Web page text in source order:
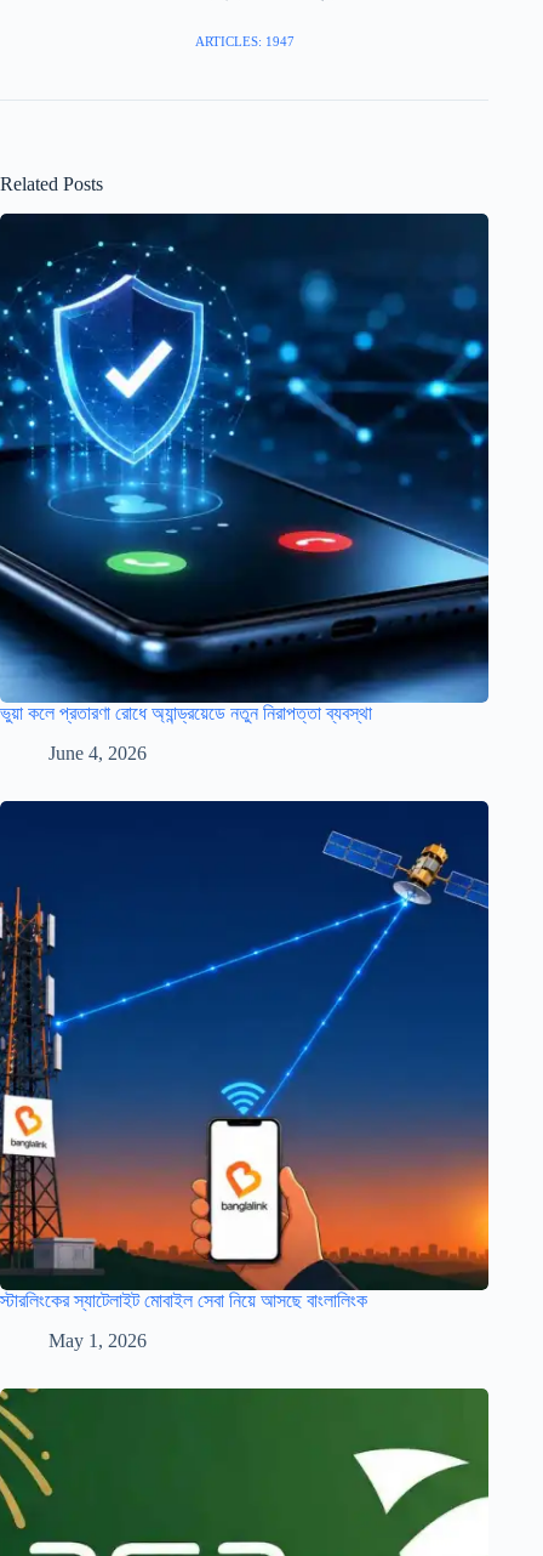
ARTICLES: 1947
Related Posts
ভুয়া কলে প্রতারণা রোধে অ্যান্ড্রয়েডে নতুন নিরাপত্তা ব্যবস্থা
June 4, 2026
স্টারলিংকের স্যাটেলাইট মোবাইল সেবা নিয়ে আসছে বাংলালিংক
May 1, 2026